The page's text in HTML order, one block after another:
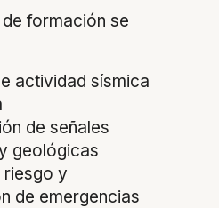
formación se
actividad sísmica
de señales
geológicas
riesgo y
de emergencias